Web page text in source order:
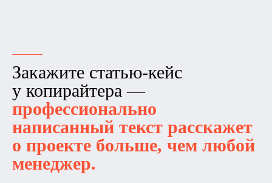
Закажите статью-кейс
у копирайтера —
профессионально
написанный текст расскажет
о проекте больше, чем любой
менеджер.